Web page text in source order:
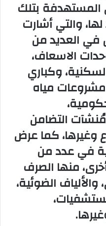
بتلك
والتي أشارت
في العديد من
الاسعاف،
وكباري
مياه
التضامن
وغيرها، كما عرض
في عدد من
منها الصرف
الضوئية،